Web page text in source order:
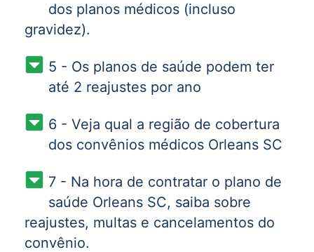
dos planos médicos (incluso
gravidez).
5 - Os planos de saúde podem ter
até 2 reajustes por ano
6 - Veja qual a região de cobertura
dos convênios médicos Orleans SC
7 - Na hora de contratar o plano de
saúde Orleans SC, saiba sobre
reajustes, multas e cancelamentos do
convênio.